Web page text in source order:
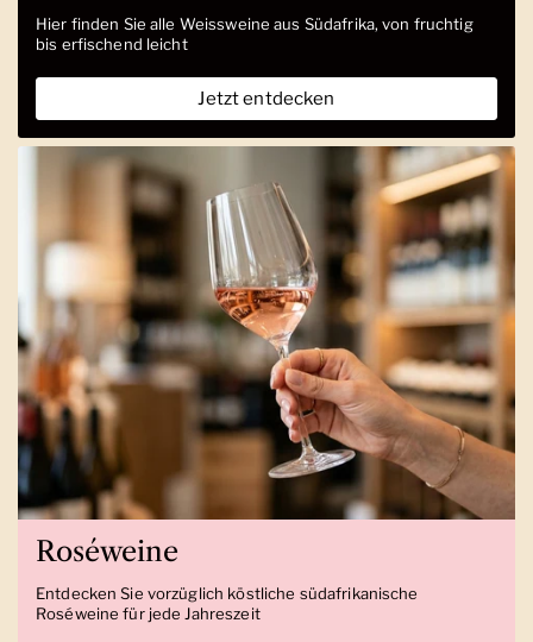
Hier finden Sie alle Weissweine aus Südafrika, von fruchtig
bis erfischend leicht
Jetzt entdecken
Roséweine
Entdecken Sie vorzüglich köstliche südafrikanische
Roséweine für jede Jahreszeit